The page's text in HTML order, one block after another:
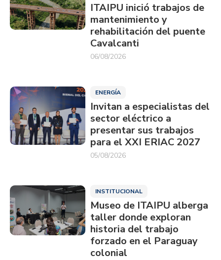
ITAIPU inició trabajos de
mantenimiento y
rehabilitación del puente
Cavalcanti
06/08/2026
ENERGÍA
Invitan a especialistas del
sector eléctrico a
presentar sus trabajos
para el XXI ERIAC 2027
05/08/2026
INSTITUCIONAL
Museo de ITAIPU alberga
taller donde exploran
historia del trabajo
forzado en el Paraguay
colonial